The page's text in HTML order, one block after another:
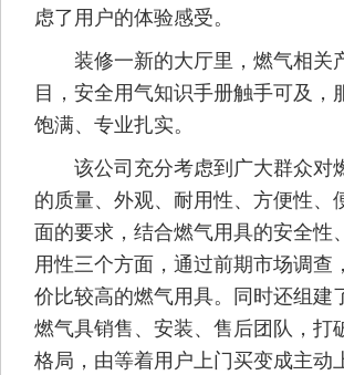
虑了用户的体验感受。
装修一新的大厅里，燃气相关
目，安全用气知识手册触手可及，
饱满、专业扎实。
该公司充分考虑到广大群众对
的质量、外观、耐用性、方便性、
面的要求，结合燃气用具的安全性
用性三个方面，通过前期市场调查
价比较高的燃气用具。同时还组建
燃气具销售、安装、售后团队，打
格局，由等着用户上门买变成主动